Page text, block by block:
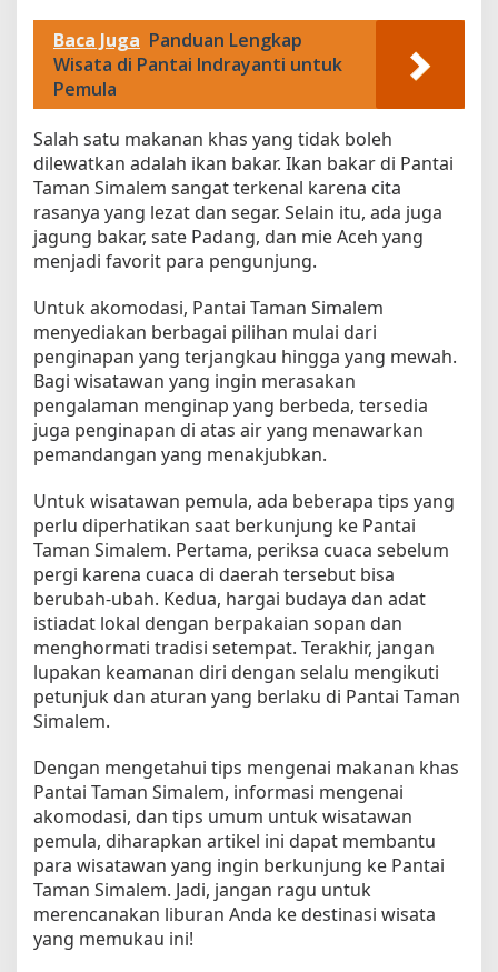
Baca Juga Panduan Lengkap
Wisata di Pantai Indrayanti untuk
Pemula
Salah satu makanan khas yang tidak boleh
dilewatkan adalah ikan bakar. Ikan bakar di Pantai
Taman Simalem sangat terkenal karena cita
rasanya yang lezat dan segar. Selain itu, ada juga
jagung bakar, sate Padang, dan mie Aceh yang
menjadi favorit para pengunjung.
Untuk akomodasi, Pantai Taman Simalem
menyediakan berbagai pilihan mulai dari
penginapan yang terjangkau hingga yang mewah.
Bagi wisatawan yang ingin merasakan
pengalaman menginap yang berbeda, tersedia
juga penginapan di atas air yang menawarkan
pemandangan yang menakjubkan.
Untuk wisatawan pemula, ada beberapa tips yang
perlu diperhatikan saat berkunjung ke Pantai
Taman Simalem. Pertama, periksa cuaca sebelum
pergi karena cuaca di daerah tersebut bisa
berubah-ubah. Kedua, hargai budaya dan adat
istiadat lokal dengan berpakaian sopan dan
menghormati tradisi setempat. Terakhir, jangan
lupakan keamanan diri dengan selalu mengikuti
petunjuk dan aturan yang berlaku di Pantai Taman
Simalem.
Dengan mengetahui tips mengenai makanan khas
Pantai Taman Simalem, informasi mengenai
akomodasi, dan tips umum untuk wisatawan
pemula, diharapkan artikel ini dapat membantu
para wisatawan yang ingin berkunjung ke Pantai
Taman Simalem. Jadi, jangan ragu untuk
merencanakan liburan Anda ke destinasi wisata
yang memukau ini!